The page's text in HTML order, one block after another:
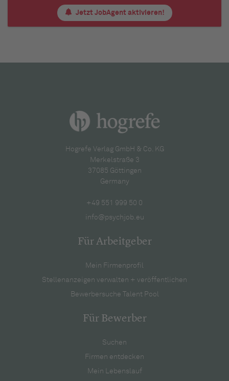
Jetzt JobAgent aktivieren!
Hogrefe Verlag GmbH & Co. KG
Merkelstraße 3
37085 Göttingen
Germany
+49 551 999 50 0
info@psychjob.eu
Für Arbeitgeber
Mein Firmenprofil
Stellenanzeigen verwalten + veröffentlichen
Bewerbersuche Talent Pool
Für Bewerber
Suchen
Firmen entdecken
Mein Lebenslauf